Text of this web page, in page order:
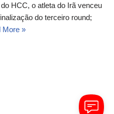
HCC, o atleta do Irã venceu
do terceiro round;
More »